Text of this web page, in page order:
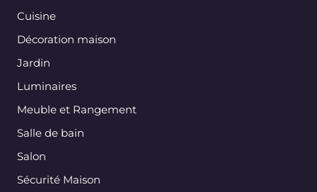
Cuisine
Décoration maison
Jardin
Luminaires
Meuble et Rangement
Salle de bain
Salon
Sécurité Maison